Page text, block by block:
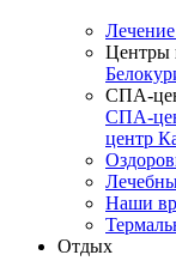
Центры
СПА-
СПА-
центр
Наши
Отдых